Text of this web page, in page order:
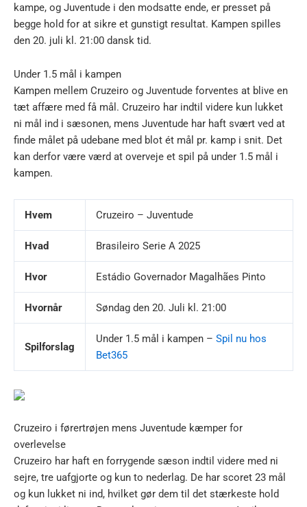
kampe, og Juventude i den modsatte ende, er presset på
begge hold for at sikre et gunstigt resultat. Kampen spilles
den 20. juli kl. 21:00 dansk tid.
Under 1.5 mål i kampen
Kampen mellem Cruzeiro og Juventude forventes at blive en
tæt affære med få mål. Cruzeiro har indtil videre kun lukket
ni mål ind i sæsonen, mens Juventude har haft svært ved at
finde målet på udebane med blot ét mål pr. kamp i snit. Det
kan derfor være værd at overveje et spil på under 1.5 mål i
kampen.
Hvem Cruzeiro – Juventude
Hvad Brasileiro Serie A 2025
Hvor Estádio Governador Magalhães Pinto
Hvornår Søndag den 20. Juli kl. 21:00
Spilforslag
Under 1.5 mål i kampen – Spil nu hos
Bet365
Cruzeiro i førertrøjen mens Juventude kæmper for
overlevelse
Cruzeiro har haft en forrygende sæson indtil videre med ni
sejre, tre uafgjorte og kun to nederlag. De har scoret 23 mål
og kun lukket ni ind, hvilket gør dem til det stærkeste hold